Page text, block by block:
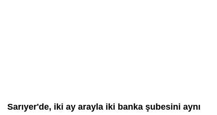
Sarıyer'de, iki ay arayla iki banka şubesini aynı